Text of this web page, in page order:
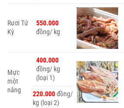
Rươi Tứ
Kỳ
550.000
đồng/ kg
Mực
một
nắng
400.000
đồng/ kg
(loại 1)
220.000đồng/
kg (loại 2)